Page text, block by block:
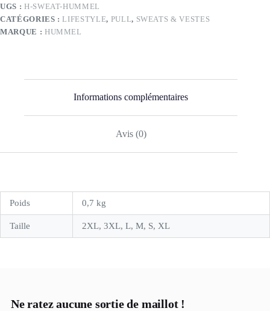
UGS : H-SWEAT-HUMMEL
CATÉGORIES :LIFESTYLE, PULL, SWEATS & VESTES
MARQUE : HUMMEL
Informations complémentaires
Avis (0)
Poids 0,7 kg
Taille 2XL, 3XL, L, M, S, XL
Ne ratez aucune sortie de maillot !